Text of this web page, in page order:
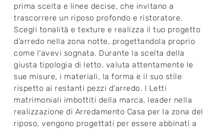
prima scelta e linee decise, che invitano a
trascorrere un riposo profondo e ristoratore.
Scegli tonalità e texture e realizza il tuo progetto
d’arredo nella zona notte, progettandola proprio
come l'avevi sognata. Durante la scelta della
giusta tipologia di letto, valuta attentamente le
sue misure, i materiali, la forma e il suo stile
rispetto ai restanti pezzi d'arredo. I Letti
matrimoniali imbottiti della marca, leader nella
realizzazione di Arredamento Casa per la zona del
riposo, vengono progettati per essere abbinati a